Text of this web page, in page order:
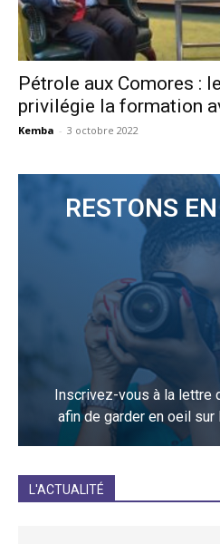
Pétrole aux Comores :
privilégie la formation
Kemba - 3 octobre 2022
RESTONS
Inscrivez-vous à la lettre
afin de garder en oeil
L'ACTUALITÉ